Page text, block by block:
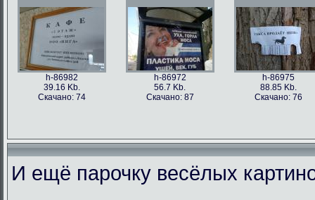
h-86982
39.16 Kb.
Скачано: 74
h-86972
56.7 Kb.
Скачано: 87
h-86975
88.85 Kb.
Скачано: 76
И ещё парочку весёлых